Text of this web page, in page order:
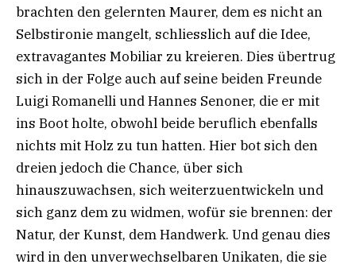
brachten den gelernten Maurer, dem es nicht an
Selbstironie mangelt, schliesslich auf die Idee,
extravagantes Mobiliar zu kreieren. Dies übertrug
sich in der Folge auch auf seine beiden Freunde
Luigi Romanelli und Hannes Senoner, die er mit
ins Boot holte, obwohl beide beruflich ebenfalls
nichts mit Holz zu tun hatten. Hier bot sich den
dreien jedoch die Chance, über sich
hinauszuwachsen, sich weiterzuentwickeln und
sich ganz dem zu widmen, wofür sie brennen: der
Natur, der Kunst, dem Handwerk. Und genau dies
wird in den unverwechselbaren Unikaten, die sie